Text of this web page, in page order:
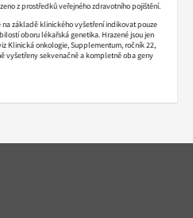
z prostředků veřejného zdravotního pojištění.
na základě klinického vyšetření indikovat pouze
oboru lékařská genetika. Hrazené jsou jen
Klinická onkologie, Supplementum, ročník 22,
vyšetřeny sekvenačně a kompletně oba geny